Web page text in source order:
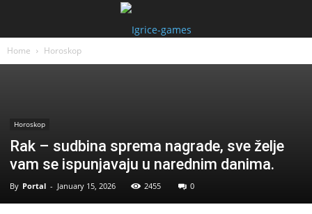
Home Horoskop
Horoskop
Rak – sudbina sprema nagrade, sve želje
vam se ispunjavaju u narednim danima.
By Portal - January 15, 2026 2455 0